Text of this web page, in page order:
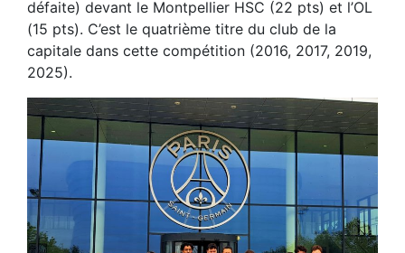
défaite) devant le Montpellier HSC (22 pts) et l’OL
(15 pts). C’est le quatrième titre du club de la
capitale dans cette compétition (2016, 2017, 2019,
2025).